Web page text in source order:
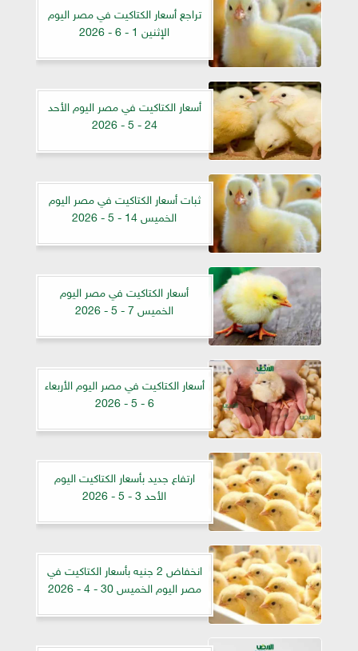
تراجع أسعار الكتاكيت في مصر اليوم
الإثنين 1 - 6 - 2026
أسعار الكتاكيت في مصر اليوم الأحد
24 - 5 - 2026
ثبات أسعار الكتاكيت في مصر اليوم
الخميس 14 - 5 - 2026
أسعار الكتاكيت في مصر اليوم
الخميس 7 - 5 - 2026
أسعار الكتاكيت في مصر اليوم الأربعاء
6 - 5 - 2026
ارتفاع جديد بأسعار الكتاكيت اليوم
الأحد 3 - 5 - 2026
انخفاض 2 جنيه بأسعار الكتاكيت في
مصر اليوم الخميس 30 - 4 - 2026